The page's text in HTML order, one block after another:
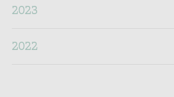
2023
2022